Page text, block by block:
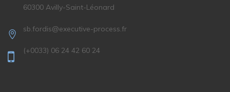
60300 Avilly-Saint-Léonard
sb.fordis@executive-process.fr
(+0033) 06 24 42 60 24